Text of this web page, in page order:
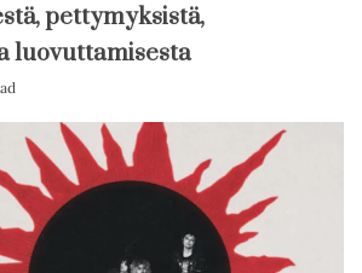
pettymyksistä,
luovuttamisesta